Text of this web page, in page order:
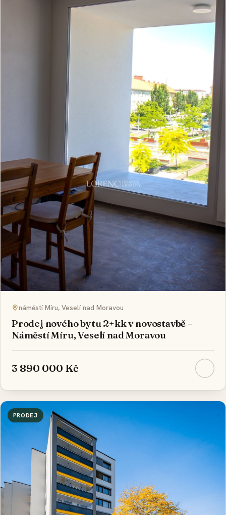
náměstí Míru, Veselí nad Moravou
Prodej nového bytu 2+kk v novostavbě –
Náměstí Míru, Veselí nad Moravou
3 890 000 Kč
PRODEJ